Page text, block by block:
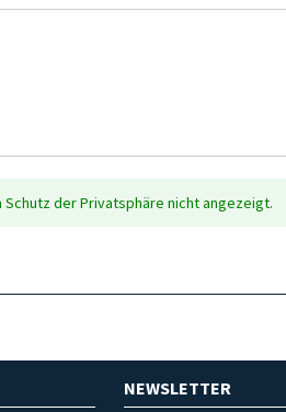
der Privatsphäre nicht angezeigt.
NEWSLETTER